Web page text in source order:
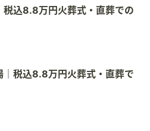
税込8.8万円火葬式・直葬での
｜税込8.8万円火葬式・直葬で